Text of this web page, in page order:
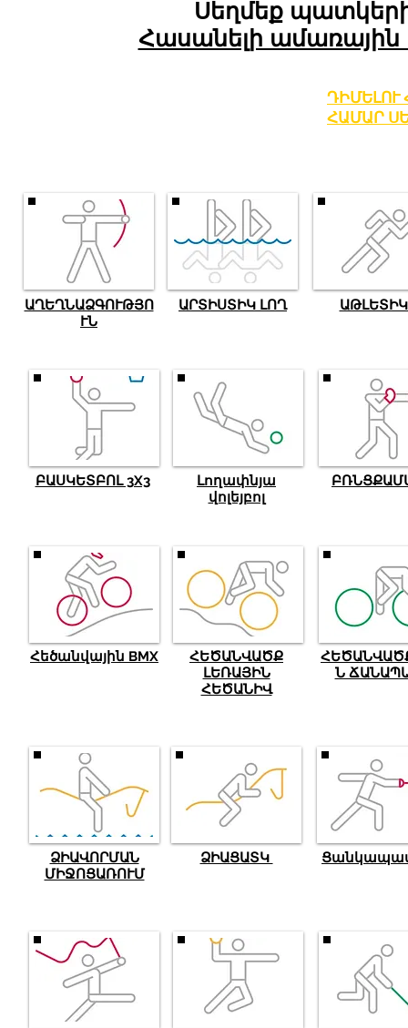
Սեղմեք
Հասանելի
ՀԱՄԱՐ
ԱՂԵՂՆԱՁԳՈՒԹՅՈ
ՒՆ
ԱՐՏԻՍՏԻԿ ԼՈՂ
ԲԱՍԿԵՏԲՈԼ 3X3
Լողափնյա
վոլեյբոլ
Հեծանվային BMX
ՀԵԾԱՆՎԱԾՔ
ԼԵՌԱՅԻՆ
ՀԵԾԱՆԻՎ
Ն
ՁԻԱՎՈՐՄԱՆ
ՄԻՋՈՑԱՌՈՒՄ
ՁԻԱՑԱՏԿ